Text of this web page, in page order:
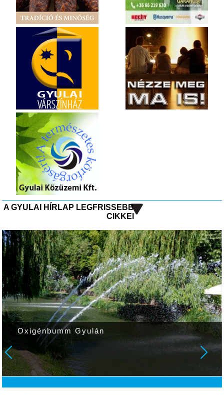
A GYULAI HÍRLAP LEGFRISSEBB
CIKKEI
Oxigénbumm Gyulán